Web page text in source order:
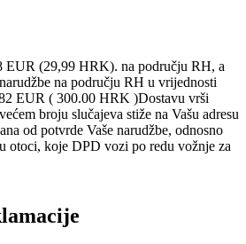
EUR (29,99 HRK). na području RH, a
na području RH u vrijednosti
EUR ( 300.00 HRK )Dostavu vrši
broju slučajeva stiže na Vašu adresu
od potvrde Vaše narudžbe, odnosno
otoci, koje DPD vozi po redu vožnje za